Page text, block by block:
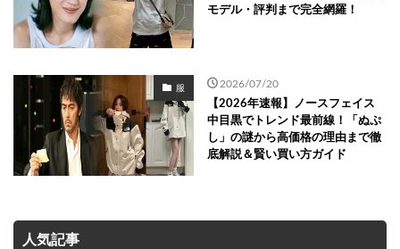
モデル・評判まで完全網羅！
服 2026/07/20
【2026年速報】ノースフェイス
中目黒でトレンド最前線！「ぬぷ
し」の謎から高価格の理由まで徹
底解説＆賢い買い方ガイド
人気記事